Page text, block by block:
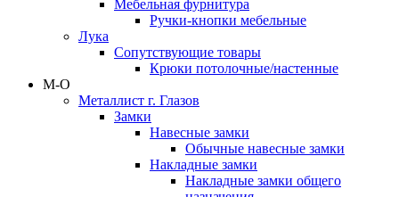
Мебельная фурнитура
Ручки-кнопки мебельные
Лука
Сопутствующие товары
Крюки потолочные/настенные
М-О
Металлист г. Глазов
Замки
Навесные замки
Обычные навесные замки
Накладные замки
Накладные замки общего